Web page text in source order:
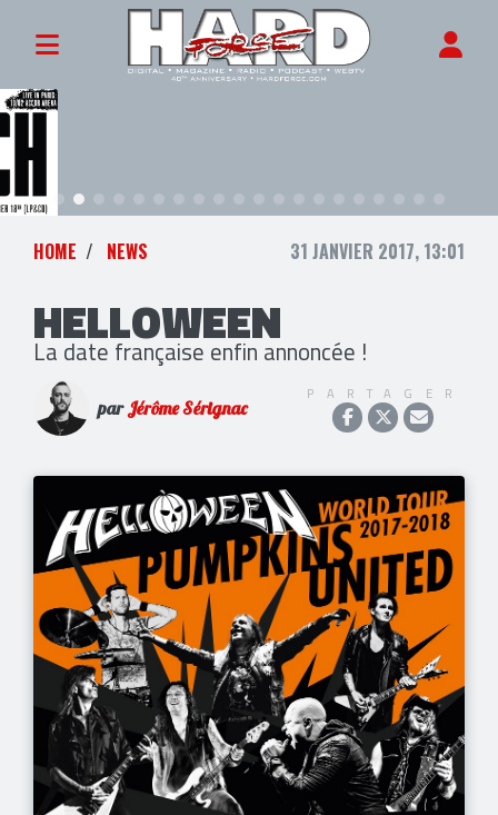
HOME NEWS 31 JANVIER 2017, 13:01
HELLOWEEN
La date française enfin annoncée !
parJérôme Sérignac
PARTAGER